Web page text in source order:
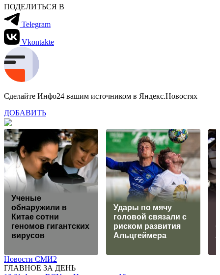
ПОДЕЛИТЬСЯ В
Telegram
Vkontakte
Сделайте Инфо24 вашим источником в Яндекс.Новостях
ДОБАВИТЬ
Ученые
обнаружили в
Китае сотни
геномов гигантских
вирусов
Удары по мячу
головой связали с
риском развития
Альцгеймера
Новости СМИ2
ГЛАВНОЕ ЗА ДЕНЬ